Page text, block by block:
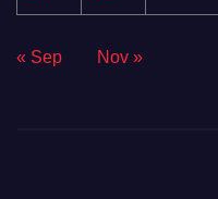
« Sep Nov »